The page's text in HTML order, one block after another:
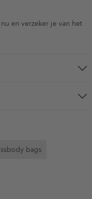
en verzeker je van het
bags